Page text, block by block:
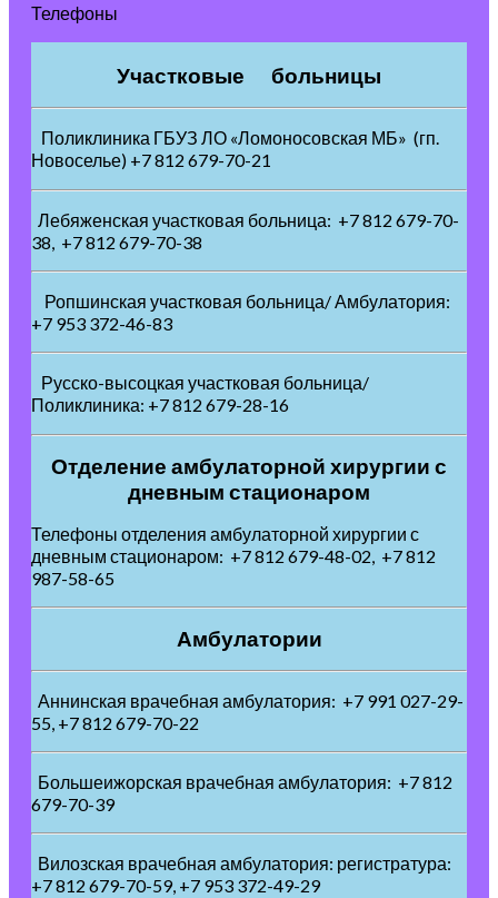
Телефоны
Участковые больницы
Поликлиника ГБУЗ ЛО «Ломоносовская МБ» (гп.
Новоселье) +7 812 679-70-21
Лебяженская участковая больница: +7 812 679-70-
38, +7 812 679-70-38
Ропшинская участковая больница/ Амбулатория:
+7 953 372-46-83
Русско-высоцкая участковая больница/
Поликлиника: +7 812 679-28-16
Отделение амбулаторной хирургии с
дневным стационаром
Телефоны отделения амбулаторной хирургии с
дневным стационаром: +7 812 679-48-02, +7 812
987-58-65
Амбулатории
Аннинская врачебная амбулатория: +7 991 027-29-
55, +7 812 679-70-22
Большеижорская врачебная амбулатория: +7 812
679-70-39
Вилозская врачебная амбулатория: регистратура:
+7 812 679-70-59, +7 953 372-49-29